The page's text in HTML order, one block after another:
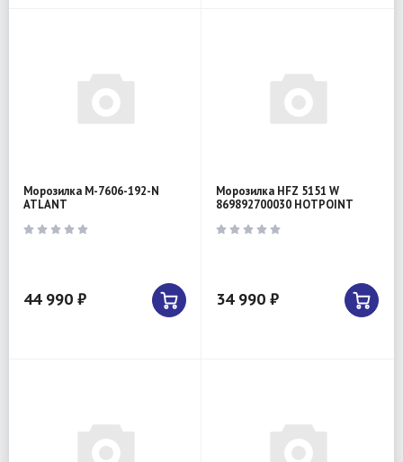
Морозилка М-7606-192-N
ATLANT
44 990 ₽
Морозилка HFZ 5151 W
869892700030 HOTPOINT
34 990 ₽